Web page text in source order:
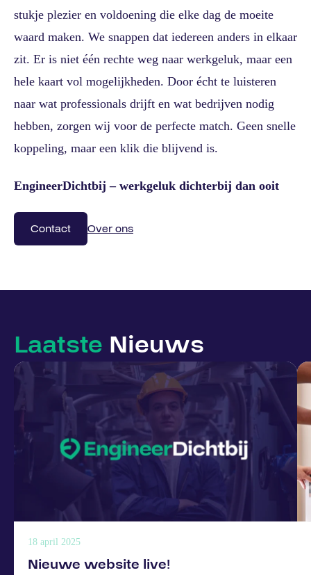
stukje plezier en voldoening die elke dag de moeite
waard maken. We snappen dat iedereen anders in elkaar
zit. Er is niet één rechte weg naar werkgeluk, maar een
hele kaart vol mogelijkheden. Door écht te luisteren
naar wat professionals drijft en wat bedrijven nodig
hebben, zorgen wij voor de perfecte match. Geen snelle
koppeling, maar een klik die blijvend is.
EngineerDichtbij – werkgeluk dichterbij dan ooit
Contact Over ons
Laatste Nieuws
18 april 2025
Nieuwe website live!